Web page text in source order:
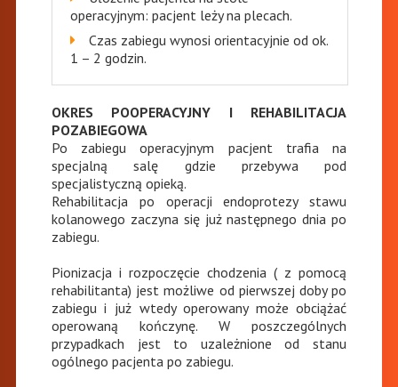
operacyjnym: pacjent leży na plecach.
Czas zabiegu wynosi orientacyjnie od ok.
1 – 2 godzin.
OKRES POOPERACYJNY I REHABILITACJA
POZABIEGOWA
Po zabiegu operacyjnym pacjent trafia na
specjalną salę gdzie przebywa pod
specjalistyczną opieką.
Rehabilitacja po operacji endoprotezy stawu
kolanowego zaczyna się już następnego dnia po
zabiegu.
Pionizacja i rozpoczęcie chodzenia ( z pomocą
rehabilitanta) jest możliwe od pierwszej doby po
zabiegu i już wtedy operowany może obciążać
operowaną kończynę. W poszczególnych
przypadkach jest to uzależnione od stanu
ogólnego pacjenta po zabiegu.